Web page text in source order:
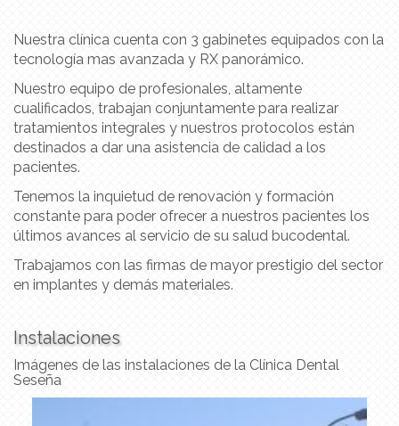
Nuestra clínica cuenta con 3 gabinetes equipados con la
tecnología mas avanzada y RX panorámico.
Nuestro equipo de profesionales, altamente
cualificados, trabajan conjuntamente para realizar
tratamientos integrales y nuestros protocolos están
destinados a dar una asistencia de calidad a los
pacientes.
Tenemos la inquietud de renovación y formación
constante para poder ofrecer a nuestros pacientes los
últimos avances al servicio de su salud bucodental.
Trabajamos con las firmas de mayor prestigio del sector
en implantes y demás materiales.
Instalaciones
Imágenes de las instalaciones de la Clínica Dental
Seseña